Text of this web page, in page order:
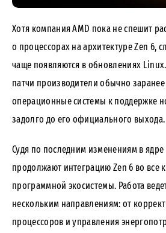
Хотя компания AMD пока не спешит
о процессорах на архитектуре Zen 6,
чаще появляются в обновлениях
патчи производители обычно заранее
операционные системы к поддержке
задолго до его официального выхода.
Судя по последним изменениям в
продолжают интеграцию Zen 6 во все
программной экосистемы. Работа
нескольким направлениям: от
процессоров и управления